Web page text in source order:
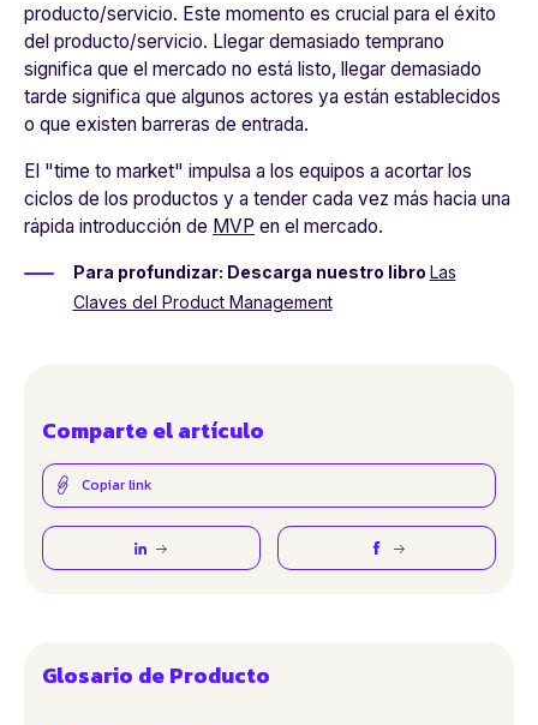
producto/servicio. Este momento es crucial para el éxito
del producto/servicio. Llegar demasiado temprano
significa que el mercado no está listo, llegar demasiado
tarde significa que algunos actores ya están establecidos
o que existen barreras de entrada.
El "time to market" impulsa a los equipos a acortar los
ciclos de los productos y a tender cada vez más hacia una
rápida introducción de MVP en el mercado.
Para profundizar: Descarga nuestro libro Las
Claves del Product Management
Comparte el artículo
Copiar link
Glosario de Producto